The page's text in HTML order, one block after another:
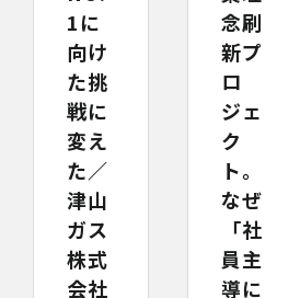
1に
向け
た挑
戦に
変え
た／
津山
ガス
株式
会社
念刷
新プ
ロ
ジェ
ク
ト。
なぜ
「社
員主
導に